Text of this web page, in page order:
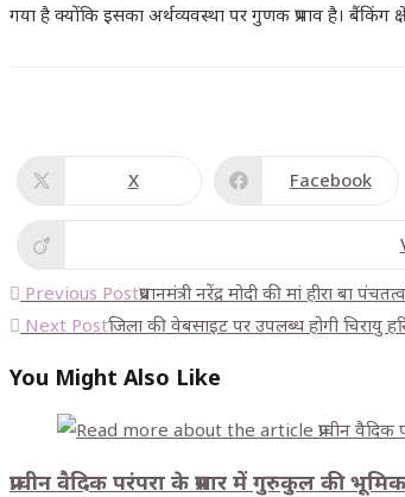
गया है क्योंकि इसका अर्थव्यवस्था पर गुणक प्रभाव है।
X Facebook
Previous Postप्रधानमंत्री नरेंद्र मोदी की मां हीरा बा
Next Postजिला की वेबसाइट पर उपलब्ध होगी चिरायु
You Might Also Like
प्राचीन वैदिक परंपरा के प्रसार में गुरुकुल की